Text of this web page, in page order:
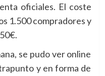
oficiales. El coste
1.500 compradores y
se pudo ver online
y en forma de